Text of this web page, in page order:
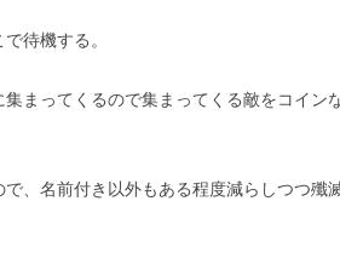
待機する。
まってくるので集まってくる敵をコイン
、名前付き以外もある程度減らしつつ殲滅